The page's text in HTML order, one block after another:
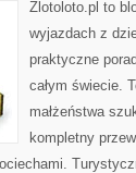
Zlotoloto.pl to
wyjazdach z
praktyczne
całym świecie.
małżeństwa
kompletny